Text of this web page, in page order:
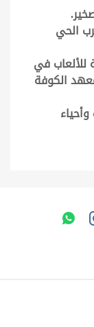
الحي
للألعاب في
الكوفة